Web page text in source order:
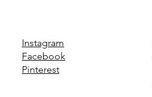
Instagram
Facebook
Pinterest